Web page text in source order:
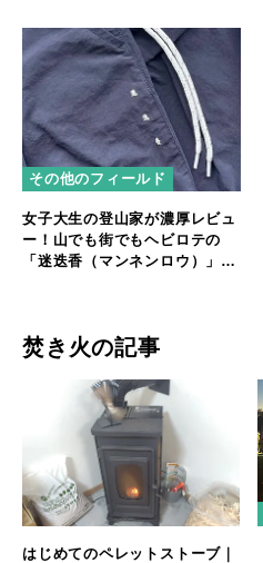
その他のフィールド
女子大生の登山家が濃厚レビュ
ー！山でも街でもヘビロテの
「迷迭香（マンネンロウ）」ナ
焚き火の記事
はじめてのペレットストーブ｜